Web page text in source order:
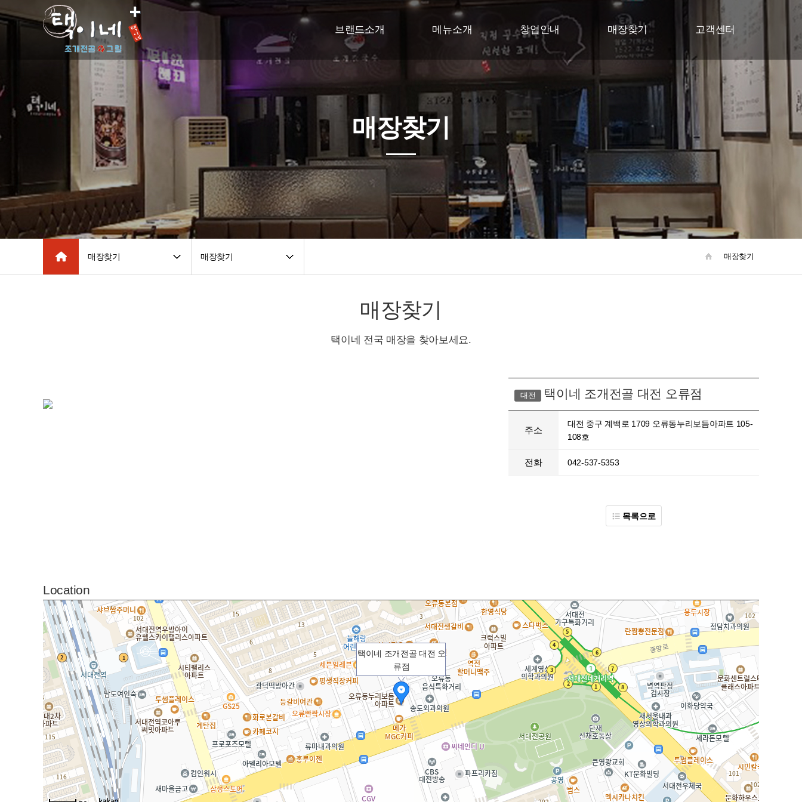
브랜드소개
매장인테리어
찾아오시는길
메뉴소개 창업안내
창업문의
매장찾기 고객센터
공지사항
고객문의
매장찾기 매장찾기 매장찾기
매장찾기
매장찾기
택이네 전국 매장을 찾아보세요.
대전 택이네 조개전골 대전 오류점
주소
대전 중구 계백로 1709 오류동누리보듬아파트 105-
108호
전화 042-537-5353
목록으로
Location
택이네 조개전골 대전 오
류점